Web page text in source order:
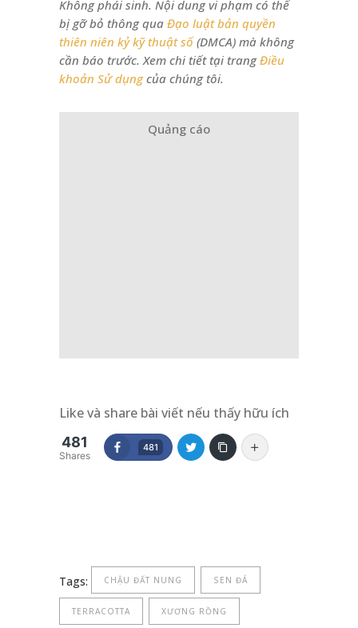
Không phái sinh. Nội dung vi phạm có thể
bị gỡ bỏ thông qua Đạo luật bản quyền
thiên niên kỷ kỹ thuật số(DMCA) mà không
cần báo trước. Xem chi tiết tại trangĐiều
khoản Sử dụngcủa chúng tôi.
Quảng cáo
Like và share bài viết nếu thấy hữu ích
481
Shares
481
Tags: CHẬU ĐẤT NUNG SEN ĐÁ
TERRACOTTA XƯƠNG RỒNG